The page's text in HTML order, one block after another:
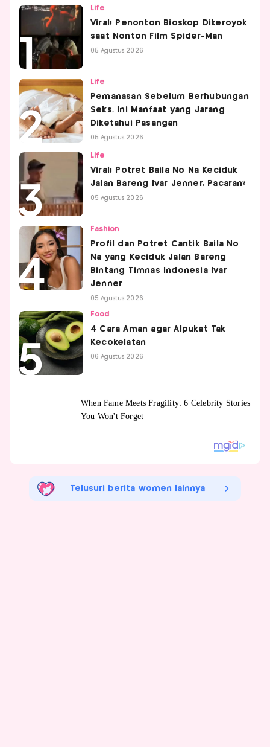
Life
Viral! Penonton Bioskop Dikeroyok
saat Nonton Film Spider-Man
05 Agustus 2026
Life
Pemanasan Sebelum Berhubungan
Seks, Ini Manfaat yang Jarang
Diketahui Pasangan
05 Agustus 2026
Life
Viral! Potret Baila No Na Keciduk
Jalan Bareng Ivar Jenner, Pacaran?
05 Agustus 2026
Fashion
Profil dan Potret Cantik Baila No
Na yang Keciduk Jalan Bareng
Bintang Timnas Indonesia Ivar
Jenner
05 Agustus 2026
Food
4 Cara Aman agar Alpukat Tak
Kecokelatan
06 Agustus 2026
Telusuri berita women lainnya